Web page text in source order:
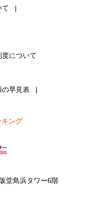
て
について
の早見表
キング
堂島浜タワー6階